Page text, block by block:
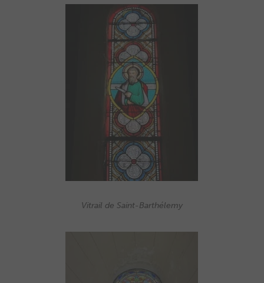
Vitrail de Saint-Barthélemy